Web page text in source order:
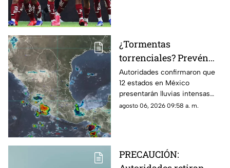
¿Tormentas
torrenciales? Prevén
lluvias intensas en 12
estados de México HOY;
Morelos se encuentra
en la lista
Autoridades confirmaron que
12 estados en México
presentarán lluvias intensas
hoy jueves 6 de agosto de
agosto 06, 2026 09:58 a. m.
PRECAUCIÓN: